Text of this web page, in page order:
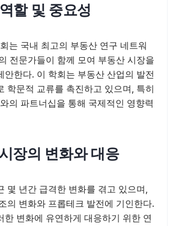
할 및 중요성
는 국내 최고의 부동산 연구 네트워
전문가들이 함께 모여 부동산 시장을
안한다. 이 학회는 부동산 산업의 발전
학문적 교류를 촉진하고 있으며, 특히
의 파트너십을 통해 국제적인 영향력
장의 변화와 대응
몇 년간 급격한 변화를 겪고 있으며,
의 변화와 프롭테크 발전에 기인한다.
한 변화에 유연하게 대응하기 위한 연